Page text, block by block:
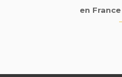
en